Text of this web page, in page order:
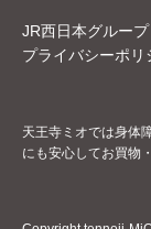
JR西日本グループ
プライバシーポリ
天王寺ミオでは身体
にも安心してお買物